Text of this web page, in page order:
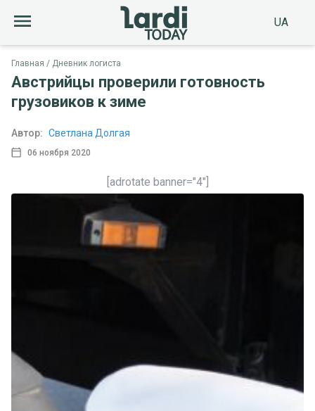
UA
Главная Дневник логиста
Австрийцы проверили готовность
грузовиков к зиме
06 ноября 2020
Автор: Светлана Долгая
[adrotate banner="4"]